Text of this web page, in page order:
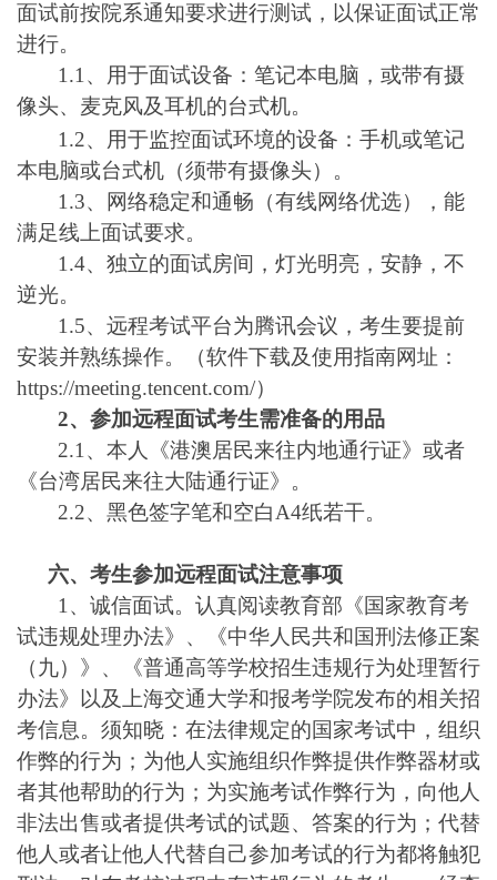
面试前按院系通知要求进行测试，以保证面试正常
进行。
1.1、用于面试设备：笔记本电脑，或带有摄
像头、麦克风及耳机的台式机。
1.2、用于监控面试环境的设备：手机或笔记
本电脑或台式机（须带有摄像头）。
1.3、网络稳定和通畅（有线网络优选），能
满足线上面试要求。
1.4、独立的面试房间，灯光明亮，安静，不
逆光。
1.5、远程考试平台为腾讯会议，考生要提前
安装并熟练操作。（软件下载及使用指南网址：
https://meeting.tencent.com/）
2、参加远程面试考生需准备的用品
2.1、 本人《港澳居民来往内地通行证》或者
《台湾居民来往大陆通行证》。
2.2、黑色签字笔和空白A4纸若干。
六、考生参加远程面试注意事项
1、诚信面试。 认真阅读教育部《国家教育考
试违规处理办法》、《中华人民共和国刑法修正案
（九）》、《普通高等学校招生违规行为处理暂行
办法》以及上海交通大学和报考学院发布的相关招
考信息。须知晓：在法律规定的国家考试中，组织
作弊的行为；为他人实施组织作弊提供作弊器材或
者其他帮助的行为；为实施考试作弊行为，向他人
非法出售或者提供考试的试题、答案的行为；代替
他人或者让他人代替自己参加考试的行为都将触犯